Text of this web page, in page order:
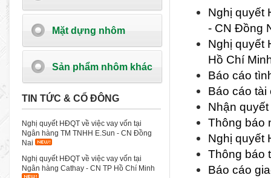
Mặt dựng nhôm
Sản phẩm nhôm khác
TIN TỨC & CỔ ĐÔNG
Nghị quyết HĐQT về việc vay vốn tại
Ngân hàng TM TNHH E.Sun - CN Đồng
Nai
Nghị quyết HĐQT về việc vay vốn tại
Ngân hàng Cathay - CN TP Hồ Chí Minh
Nghị quyết
- CN Đồng
Nghị quyết
Hồ Chí
Báo cáo
Báo cáo
Nhận
Thông báo
Nghị quyết
Thông báo
Báo cáo